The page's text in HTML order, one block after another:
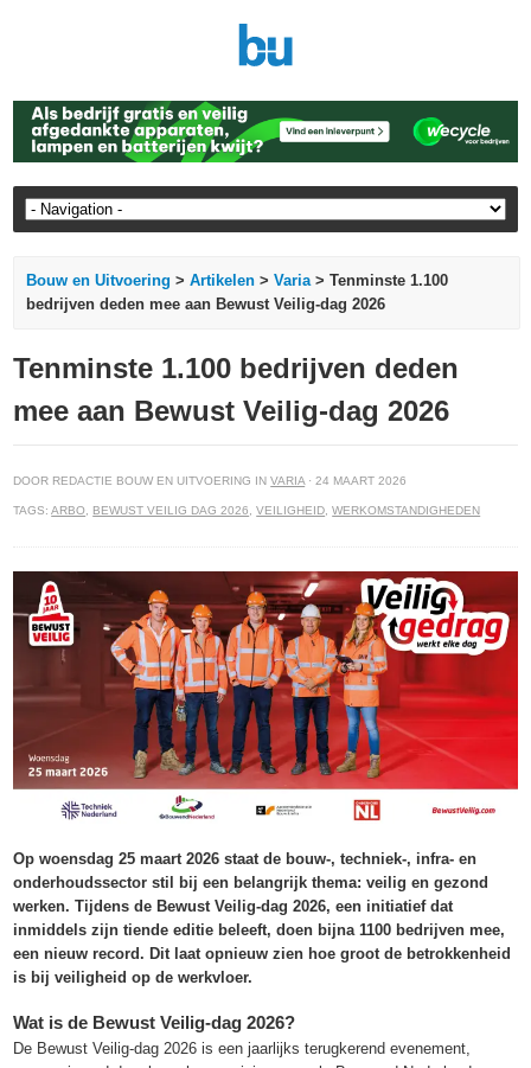
Bouw en Uitvoering >Artikelen >Varia> Tenminste 1.100
bedrijven deden mee aan Bewust Veilig-dag 2026
Tenminste 1.100 bedrijven deden
mee aan Bewust Veilig-dag 2026
DOOR REDACTIE BOUW EN UITVOERING INVARIA· 24 MAART 2026
TAGS:ARBO, BEWUST VEILIG DAG 2026,VEILIGHEID,WERKOMSTANDIGHEDEN
Op woensdag 25 maart 2026 staat de bouw-, techniek-, infra- en
onderhoudssector stil bij een belangrijk thema: veilig en gezond
werken. Tijdens de Bewust Veilig-dag 2026, een initiatief dat
inmiddels zijn tiende editie beleeft, doen bijna 1100 bedrijven mee,
een nieuw record. Dit laat opnieuw zien hoe groot de betrokkenheid
is bij veiligheid op de werkvloer.
Wat is de Bewust Veilig-dag 2026?
De Bewust Veilig-dag 2026 is een jaarlijks terugkerend evenement,